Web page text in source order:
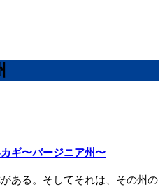
ギ〜バージニア州〜
ある。そしてそれは、その州の